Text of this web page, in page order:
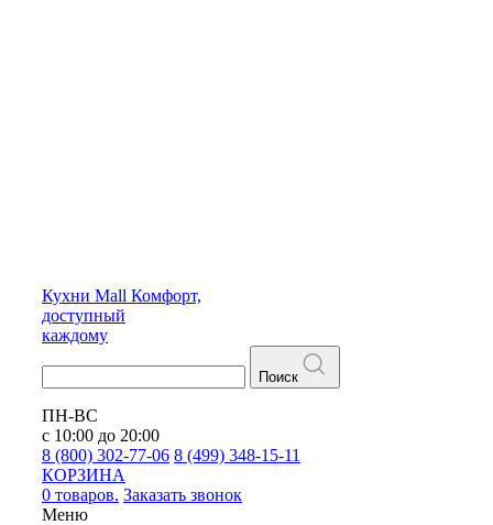
Кухни Mall Комфорт,
доступный
каждому
Поиск
ПН-ВС
с 10:00 до 20:00
8 (800) 302-77-06 8 (499) 348-15-11
КОРЗИНА
0 товаров. Заказать звонок
Меню